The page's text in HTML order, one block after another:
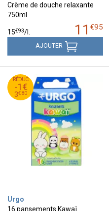
Crème de douche relaxante
750ml
11 €95
15€93/l.
AJOUTER
RÉDUC
-1€
3€80
4
€
80
3
€
80
Urgo
16 pansements Kawaï